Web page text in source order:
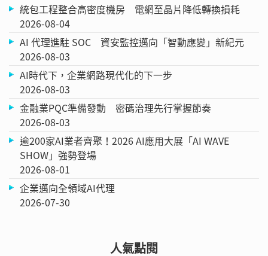
統包工程整合高密度機房 電網至晶片降低轉換損耗
2026-08-04
AI 代理進駐 SOC 資安監控邁向「智動應變」新紀元
2026-08-03
AI時代下，企業網路現代化的下一步
2026-08-03
金融業PQC準備發動 密碼治理先行掌握節奏
2026-08-03
逾200家AI業者齊聚！2026 AI應用大展「AI WAVE
SHOW」強勢登場
2026-08-01
企業邁向全領域AI代理
2026-07-30
人氣點閱